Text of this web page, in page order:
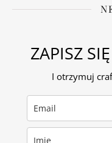
ZAPISZ
I otrzymuj